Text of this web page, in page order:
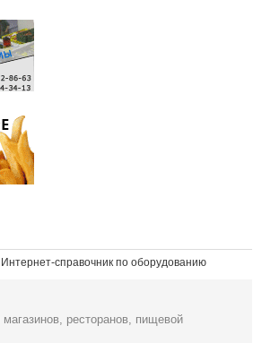
справочник по оборудованию
ресторанов, пищевой